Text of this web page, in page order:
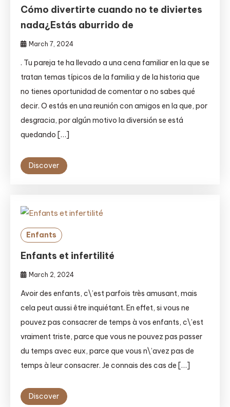
Cómo divertirte cuando no te diviertes
nada¿Estás aburrido de
March 7, 2024
. Tu pareja te ha llevado a una cena familiar en la que se
tratan temas típicos de la familia y de la historia que
no tienes oportunidad de comentar o no sabes qué
decir. O estás en una reunión con amigos en la que, por
desgracia, por algún motivo la diversión se está
quedando […]
Discover
Enfants
Enfants et infertilité
March 2, 2024
Avoir des enfants, c\’est parfois très amusant, mais
cela peut aussi être inquiétant. En effet, si vous ne
pouvez pas consacrer de temps à vos enfants, c\’est
vraiment triste, parce que vous ne pouvez pas passer
du temps avec eux, parce que vous n\’avez pas de
temps à leur consacrer. Je connais des cas de […]
Discover